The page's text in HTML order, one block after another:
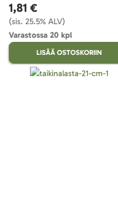
1,81 €
(sis. 25.5% ALV)
Varastossa 20 kpl
LISÄÄ OSTOSKORIIN